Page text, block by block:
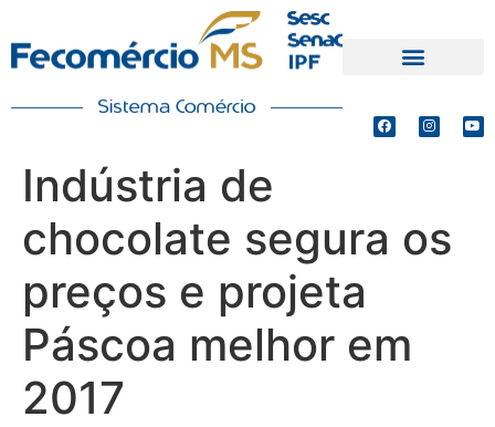
Indústria de
chocolate segura os
preços e projeta
Páscoa melhor em
2017